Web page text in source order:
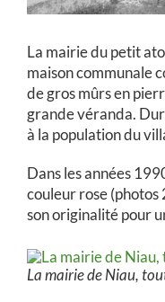
La mairie du petit
maison communale
de gros mûrs en
grande véranda.
à la population du
Dans les années
couleur rose (photos
son originalité pour
La mairie de Niau,